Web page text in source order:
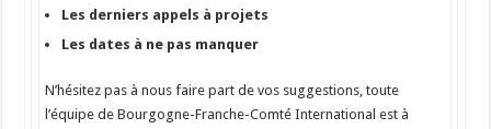
Les derniers appels à projets
Les dates à ne pas manquer
​​N’hésitez pas à nous faire part de vos suggestions, toute
l’équipe de Bourgogne-Franche-Comté International est à